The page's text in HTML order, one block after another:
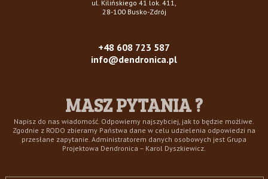
ul. Kilińskiego 41 lok. 411,
28-100 Busko-Zdrój
+48 608 723 587
info@dendronica.pl
MASZ PYTANIA ?
Napisz do nas wiadomość. Odpowiemy najszybciej, jak to będzie możliwe.
Zgodnie z RODO zbieramy Państwa dane w celu udzielenia odpowiedzi na
przesłane zapytanie. Administratorem danych osobowych jest Grupa
Projektowa Dendronica – Karol Dyszkiewicz.